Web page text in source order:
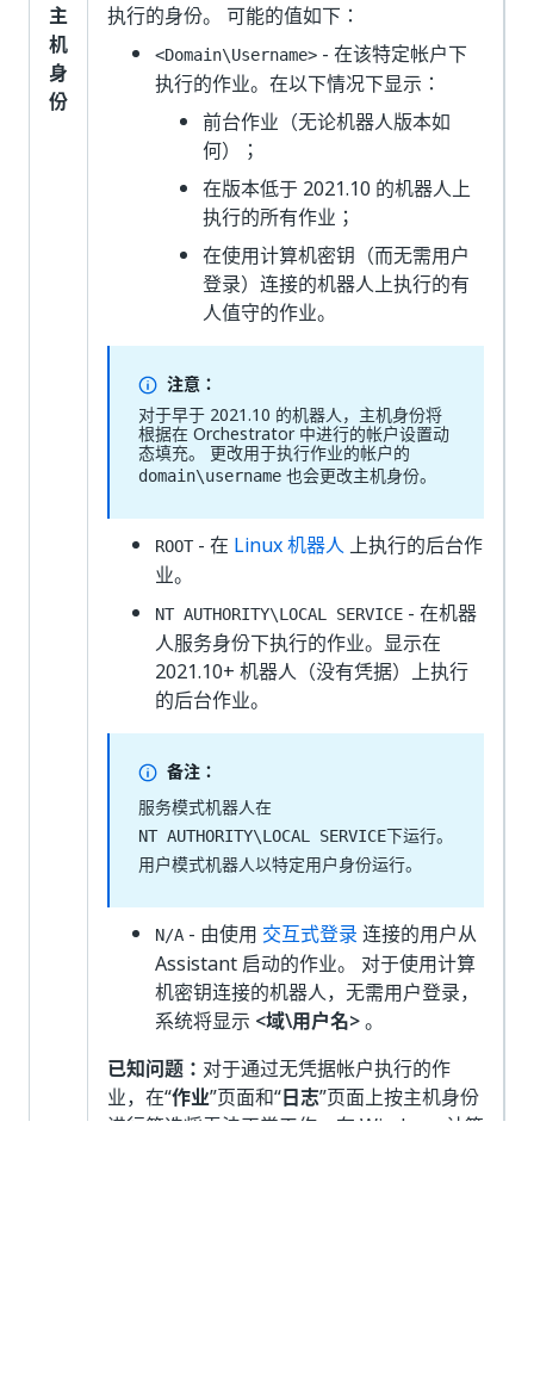
主
机
身
份
执行的身份。 可能的值如下：
<Domain\Username> - 在该特定帐户下
执行的作业。在以下情况下显示：
前台作业（无论机器人版本如
何）；
在版本低于 2021.10 的机器人上
执行的所有作业；
在使用计算机密钥（而无需用户
登录）连接的机器人上执行的有
人值守的作业。
注意：
对于早于 2021.10 的机器人，主机身份将
根据在 Orchestrator 中进行的帐户设置动
态填充。 更改用于执行作业的帐户的
domain\username 也会更改主机身份。
ROOT- 在 Linux 机器人上执行的后台作
业。
NT AUTHORITY\LOCAL SERVICE - 在机器
人服务身份下执行的作业。显示在
2021.10+ 机器人（没有凭据）上执行
的后台作业。
备注：
服务模式机器人在
NT AUTHORITY\LOCAL SERVICE下运行。
用户模式机器人以特定用户身份运行。
N/A - 由使用 交互式登录 连接的用户从
Assistant 启动的作业。 对于使用计算
机密钥连接的机器人，无需用户登录，
系统将显示 <域\用户名>。
已知问题： 对于通过无凭据帐户执行的作
业，在“作业”页面和“日志”页面上按主机身份
进行筛选将无法正常工作。在 Windows 计算